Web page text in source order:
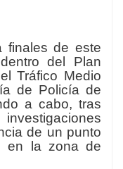
finales de este
del Plan
Tráfico Medio
de Policía de
a cabo, tras
de un punto
en la zona de